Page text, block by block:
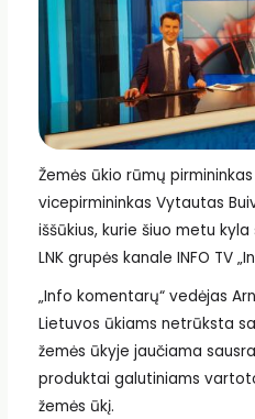
Žemės ūkio rūmų
vicepirmininkas Vytautas
iššūkius, kurie šiuo metu
LNK grupės kanale INFO TV
„Info komentarų“ vedėjas
Lietuvos ūkiams netrūksta
žemės ūkyje jaučiama
produktai galutiniams
žemės ūkį.